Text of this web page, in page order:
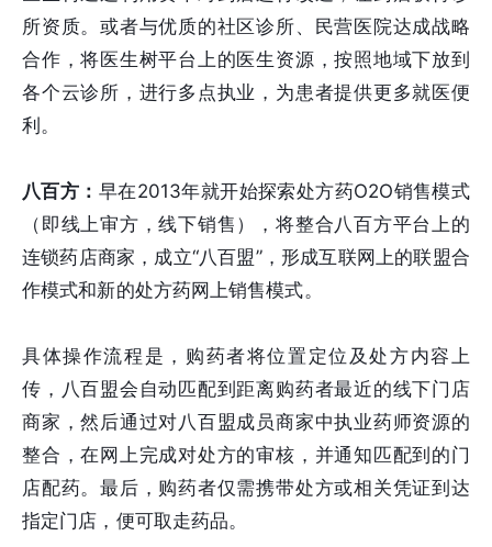
所资质。或者与优质的社区诊所、民营医院达成战略
合作，将医生树平台上的医生资源，按照地域下放到
各个云诊所，进行多点执业，为患者提供更多就医便
利。
八百方： 早在2013年就开始探索处方药O2O销售模式
（即线上审方，线下销售），将整合八百方平台上的
连锁药店商家，成立“八百盟”，形成互联网上的联盟合
作模式和新的处方药网上销售模式。
具体操作流程是，购药者将位置定位及处方内容上
传，八百盟会自动匹配到距离购药者最近的线下门店
商家，然后通过对八百盟成员商家中执业药师资源的
整合，在网上完成对处方的审核，并通知匹配到的门
店配药。最后，购药者仅需携带处方或相关凭证到达
指定门店，便可取走药品。